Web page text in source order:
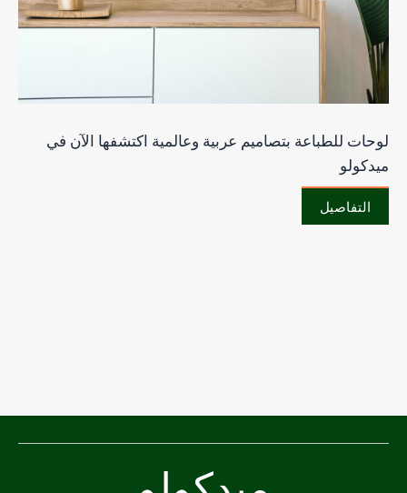
لوحات للطباعة بتصاميم عربية وعالمية اكتشفها الآن في
ميدكولو
التفاصيل